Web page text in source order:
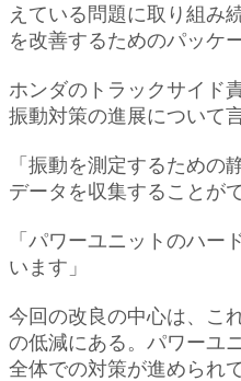
えている問題に取り組み
を改善するためのパッケ
ホンダのトラックサイド
振動対策の進展について
「振動を測定するための
データを収集することが
「パワーユニットのハー
います」
今回の改良の中心は、こ
の低減にある。パワーユ
全体での対策が進められ